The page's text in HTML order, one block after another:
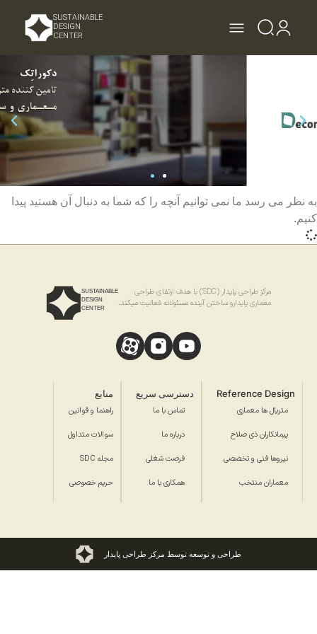
SUSTAINABLE
DESIGN
CENTER
به نظر می رسد ما نمی توانیم آنچه را که شما به دنبال آن هستید پیدا
کنیم.
مرکز طراحی پایدار (SDC) با هدف ارتقای طراحی
معماری پایدارو ساختن آینده مسئولانه فعالیت میکند.
SUSTAINABLE
DESIGN
CENTER
Reference Design
متریال ها معماری
پیمانکاران ذی صلاح
نیروها فنی و تخصصی
معماران منتخب
دسترسی سریع
تماس با ما
درباره ما
فرصت شغلی
همکاری با ما
منابع
راهنما و قوانین
سوالات متداول
مجله SDC
حریم خصوصی
طراحی و توسعه توسط مرکز طراحی پایدار